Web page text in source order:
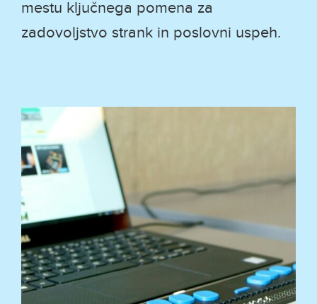
mestu ključnega pomena za
zadovoljstvo strank in poslovni uspeh.